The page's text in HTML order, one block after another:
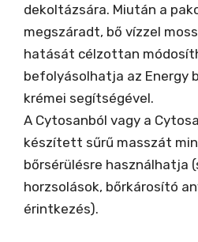
dekoltázsára. Miután a
megszáradt, bő vízzel
hatását célzottan
befolyásolhatja az Energy
krémei segítségével.
A Cytosanból vagy a
készített sűrű masszát
bőrsérülésre használhatja
horzsolások, bőrkárosító
érintkezés).